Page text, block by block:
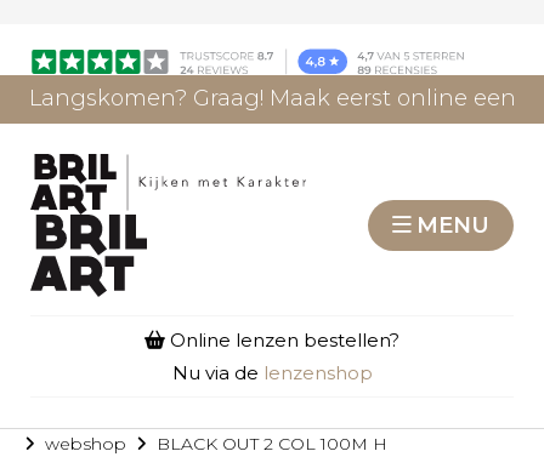
Langskomen? Graag! Maak eerst online een
MENU
Online lenzen bestellen?
Nu via de lenzenshop
webshop BLACK OUT 2 COL 100M H